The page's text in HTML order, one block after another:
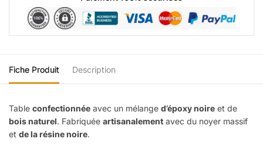
Fiche Produit Description
Table confectionnée avec un mélange d’époxy noire et de
bois naturel. Fabriquée artisanalement avec du noyer massif
et de la résine noire.